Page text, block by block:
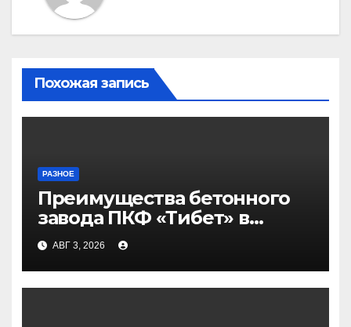
Похожая запись
РАЗНОЕ
Преимущества бетонного
завода ПКФ «Тибет» в
Волгограде и Волжском
АВГ 3, 2026